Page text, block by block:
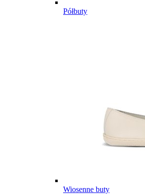
Półbuty
Wiosenne buty